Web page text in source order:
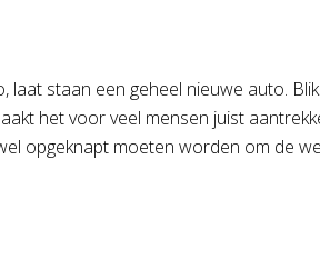
staan een geheel nieuwe auto.
het voor veel mensen juist
opgeknapt moeten worden om de